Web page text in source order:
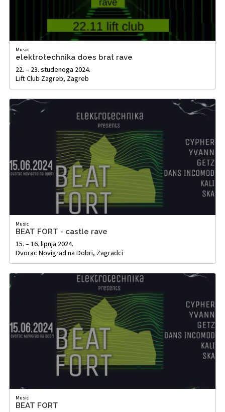
Music
elektrotechnika does brat rave
22. – 23. studenoga 2024.
Lift Club Zagreb, Zagreb
Music
BEAT FORT - castle rave
15. – 16. lipnja 2024.
Dvorac Novigrad na Dobri, Zagradci
Music
BEAT FORT